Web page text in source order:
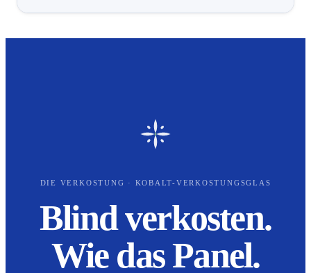
DIE VERKOSTUNG · KOBALT-VERKOSTUNGSGLAS
Blind verkosten.
Wie das Panel.